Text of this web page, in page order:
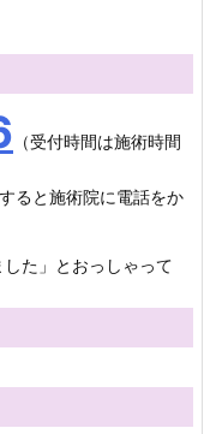
（受付時間は施術時間
ると施術院に電話をか
た」とおっしゃって